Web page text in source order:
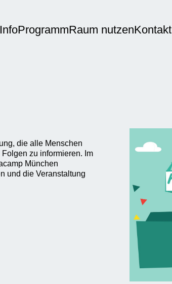
InfoProgrammRaum nutzenKontakt
die alle Menschen
zu informieren. Im
München
und die Veranstaltung